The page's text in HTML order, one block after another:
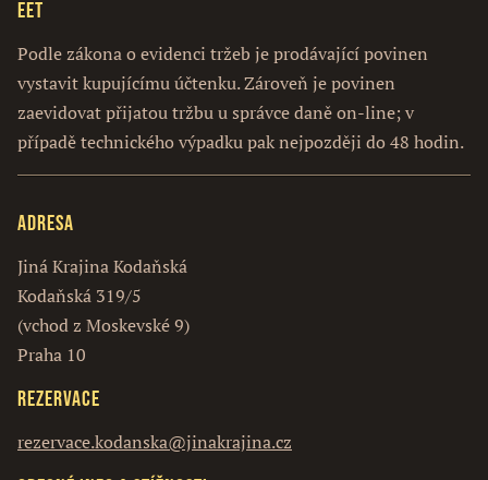
EET
Podle zákona o evidenci tržeb je prodávající povinen
vystavit kupujícímu účtenku. Zároveň je povinen
zaevidovat přijatou tržbu u správce daně on-line; v
případě technického výpadku pak nejpozději do 48 hodin.
Adresa
Jiná Krajina Kodaňská
Kodaňská 319/5
(vchod z Moskevské 9)
Praha 10
Rezervace
rezervace.kodanska@jinakrajina.cz